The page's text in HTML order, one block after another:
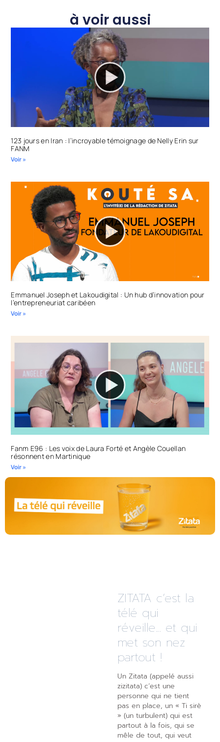
à voir aussi
123 jours en Iran : l’incroyable témoignage de Nelly Erin sur
FANM
Voir »
Emmanuel Joseph et Lakoudigital : Un hub d’innovation pour
l’entrepreneuriat caribéen
Voir »
Fanm E96 : Les voix de Laura Forté et Angèle Couellan
résonnent en Martinique
Voir »
ZITATA c’est la
télé qui
réveille... et qui
met son nez
partout !
Un Zitata (appelé aussi
zizitata) c’est une
personne qui ne tient
pas en place, un « Ti sirè
» (un turbulent) qui est
partout à la fois, qui se
mêle de tout, qui veut